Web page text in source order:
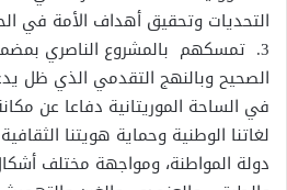
التحديات وتحقيق أهداف الأمة في
3. تمسكهم بالمشروع الناصري
الصحيح وبالنهج التقدمي الذي ظل
في الساحة الموريتانية دفاعا عن
لغاتنا الوطنية وحماية هويتنا
دولة المواطنة، ومواجهة مختلف